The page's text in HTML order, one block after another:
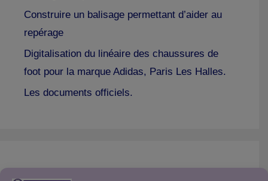
Construire un balisage permettant d’aider au
repérage
Digitalisation du linéaire des chaussures de
foot pour la marque Adidas, Paris Les Halles.
Les documents officiels.